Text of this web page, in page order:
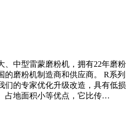
、中型雷蒙磨粉机，拥有22年磨粉
的磨粉机制造商和供应商。 R系列
们的专家优化升级改造，具有低损
占地面积小等优点，它比传…